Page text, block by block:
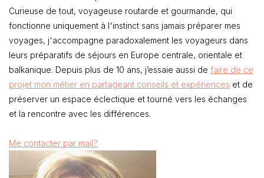
Curieuse de tout, voyageuse routarde et gourmande, qui
fonctionne uniquement à l'instinct sans jamais préparer mes
voyages, j'accompagne paradoxalement les voyageurs dans
leurs préparatifs de séjours en Europe centrale, orientale et
balkanique. Depuis plus de 10 ans, j’essaie aussi de faire de ce
projet mon métier en partageant conseils et expériences et de
préserver un espace éclectique et tourné vers les échanges
et la rencontre avec les différences.
Me contacter par mail?